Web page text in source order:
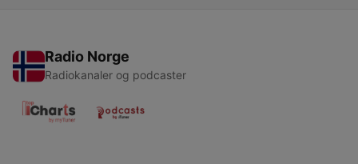
Radio Norge
Radiokanaler og podcaster